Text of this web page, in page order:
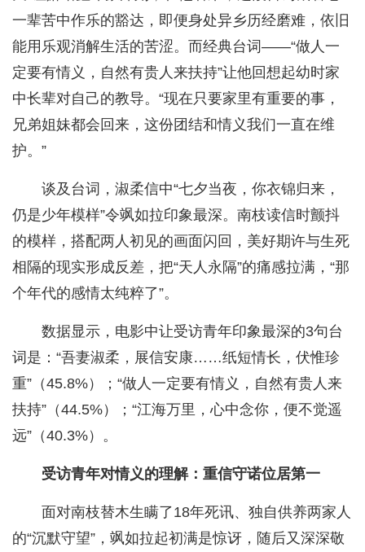
一辈苦中作乐的豁达，即便身处异乡历经磨难，依旧
能用乐观消解生活的苦涩。而经典台词——“做人一
定要有情义，自然有贵人来扶持”让他回想起幼时家
中长辈对自己的教导。“现在只要家里有重要的事，
兄弟姐妹都会回来，这份团结和情义我们一直在维
护。”
谈及台词，淑柔信中“七夕当夜，你衣锦归来，
仍是少年模样”令飒如拉印象最深。南枝读信时颤抖
的模样，搭配两人初见的画面闪回，美好期许与生死
相隔的现实形成反差，把“天人永隔”的痛感拉满，“那
个年代的感情太纯粹了”。
数据显示，电影中让受访青年印象最深的3句台
词是：“吾妻淑柔，展信安康……纸短情长，伏惟珍
重”（45.8%）；“做人一定要有情义，自然有贵人来
扶持”（44.5%）；“江海万里，心中念你，便不觉遥
远”（40.3%）。
受访青年对情义的理解：重信守诺位居第一
面对南枝替木生瞒了18年死讯、独自供养两家人
的“沉默守望”，飒如拉起初满是惊讶，随后又深深敬